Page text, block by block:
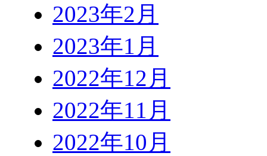
2023年2月
2023年1月
2022年12月
2022年11月
2022年10月